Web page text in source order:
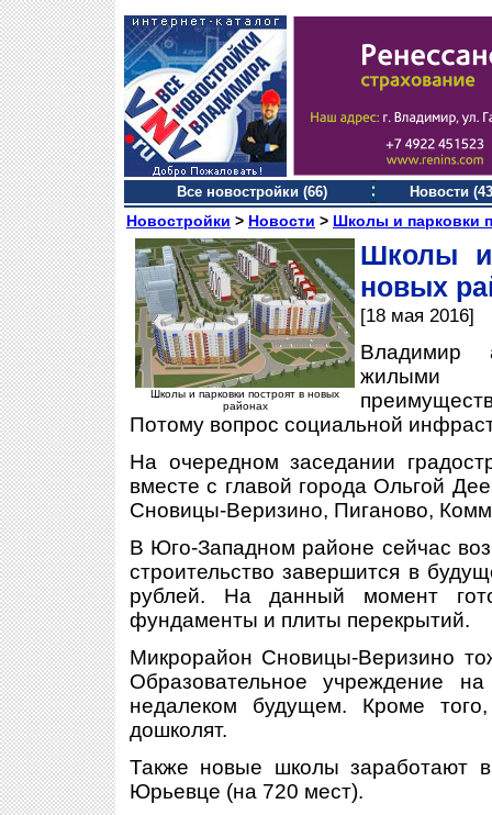
Все новостройки (66) Новости
Новостройки > Новости > Школы и парковки
Школы и парковки построят в новых
районах
Школы и
новых
[18 мая 2016]
Владимир
жилыми
Потому вопрос социальной
На очередном заседании
вместе с главой города Ольгой
Сновицы-Веризино, Пиганово,
В Юго-Западном районе сейчас
строительство завершится в
рублей. На данный момент
фундаменты и плиты перекрытий.
Микрорайон Сновицы-Веризино
Образовательное учреждение
недалеком будущем. Кроме
дошколят.
Также новые школы заработают
Юрьевце (на 720 мест).